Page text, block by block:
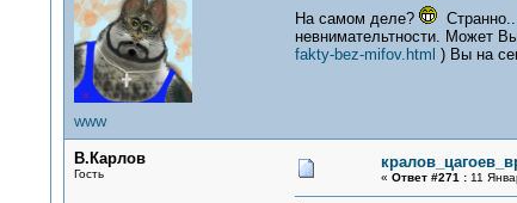
WWW
На самом деле?
Странно...
невнимательтности. Может
fakty-bez-mifov.html ) Вы на
В.Карлов
Гость « Ответ #271 :11